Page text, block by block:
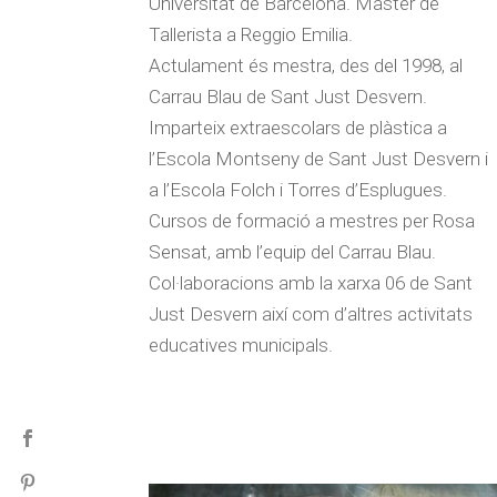
Tallerista a Reggio Emilia.
Actulament és mestra, des del 1998, al
Carrau Blau de Sant Just Desvern.
Imparteix extraescolars de plàstica a
l’Escola Montseny de Sant Just Desvern i
a l’Escola Folch i Torres d’Esplugues.
Cursos de formació a mestres per Rosa
Sensat, amb l’equip del Carrau Blau.
Col·laboracions amb la xarxa 06 de Sant
Just Desvern així com d’altres activitats
educatives municipals.